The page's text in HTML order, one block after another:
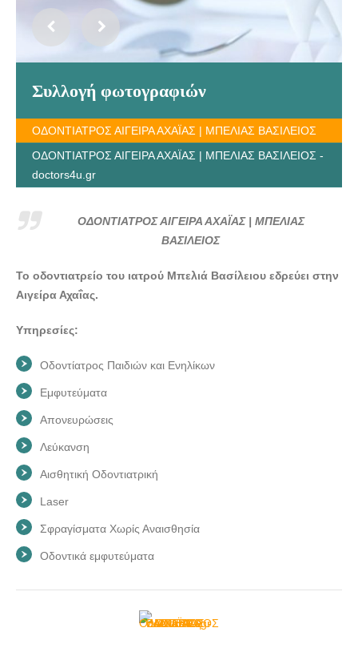
Συλλογή φωτογραφιών
ΟΔΟΝΤΙΑΤΡΟΣ ΑΙΓΕΙΡΑ ΑΧΑΪΑΣ | ΜΠΕΛΙΑΣ ΒΑΣΙΛΕΙΟΣ
ΟΔΟΝΤΙΑΤΡΟΣ ΑΙΓΕΙΡΑ ΑΧΑΪΑΣ | ΜΠΕΛΙΑΣ ΒΑΣΙΛΕΙΟΣ -
doctors4u.gr
ΟΔΟΝΤΙΑΤΡΟΣ ΑΙΓΕΙΡΑ ΑΧΑΪΑΣ | ΜΠΕΛΙΑΣ
ΒΑΣΙΛΕΙΟΣ
Το οδοντιατρείο του ιατρού Μπελιά Βασίλειου εδρεύει στην
Αιγείρα Αχαΐας.
Υπηρεσίες:
Οδοντίατρος Παιδιών και Ενηλίκων
Εμφυτεύματα
Απονευρώσεις
Λεύκανση
Αισθητική Οδοντιατρική
Laser
Σφραγίσματα Χωρίς Αναισθησία
Οδοντικά εμφυτεύματα